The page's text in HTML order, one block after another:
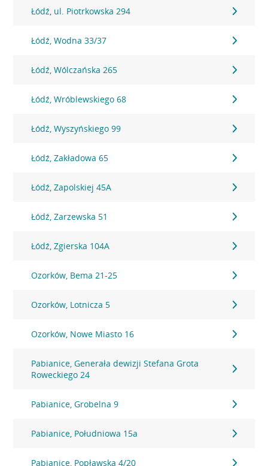
Łódź, ul. Piotrkowska 294
Łódź, Wodna 33/37
Łódź, Wólczańska 265
Łódź, Wróblewskiego 68
Łódź, Wyszyńskiego 99
Łódź, Zakładowa 65
Łódź, Zapolskiej 45A
Łódź, Zarzewska 51
Łódź, Zgierska 104A
Ozorków, Bema 21-25
Ozorków, Lotnicza 5
Ozorków, Nowe Miasto 16
Pabianice, Generała dewizji Stefana Grota
Roweckiego 24
Pabianice, Grobelna 9
Pabianice, Południowa 15a
Pabianice, Popławska 4/20